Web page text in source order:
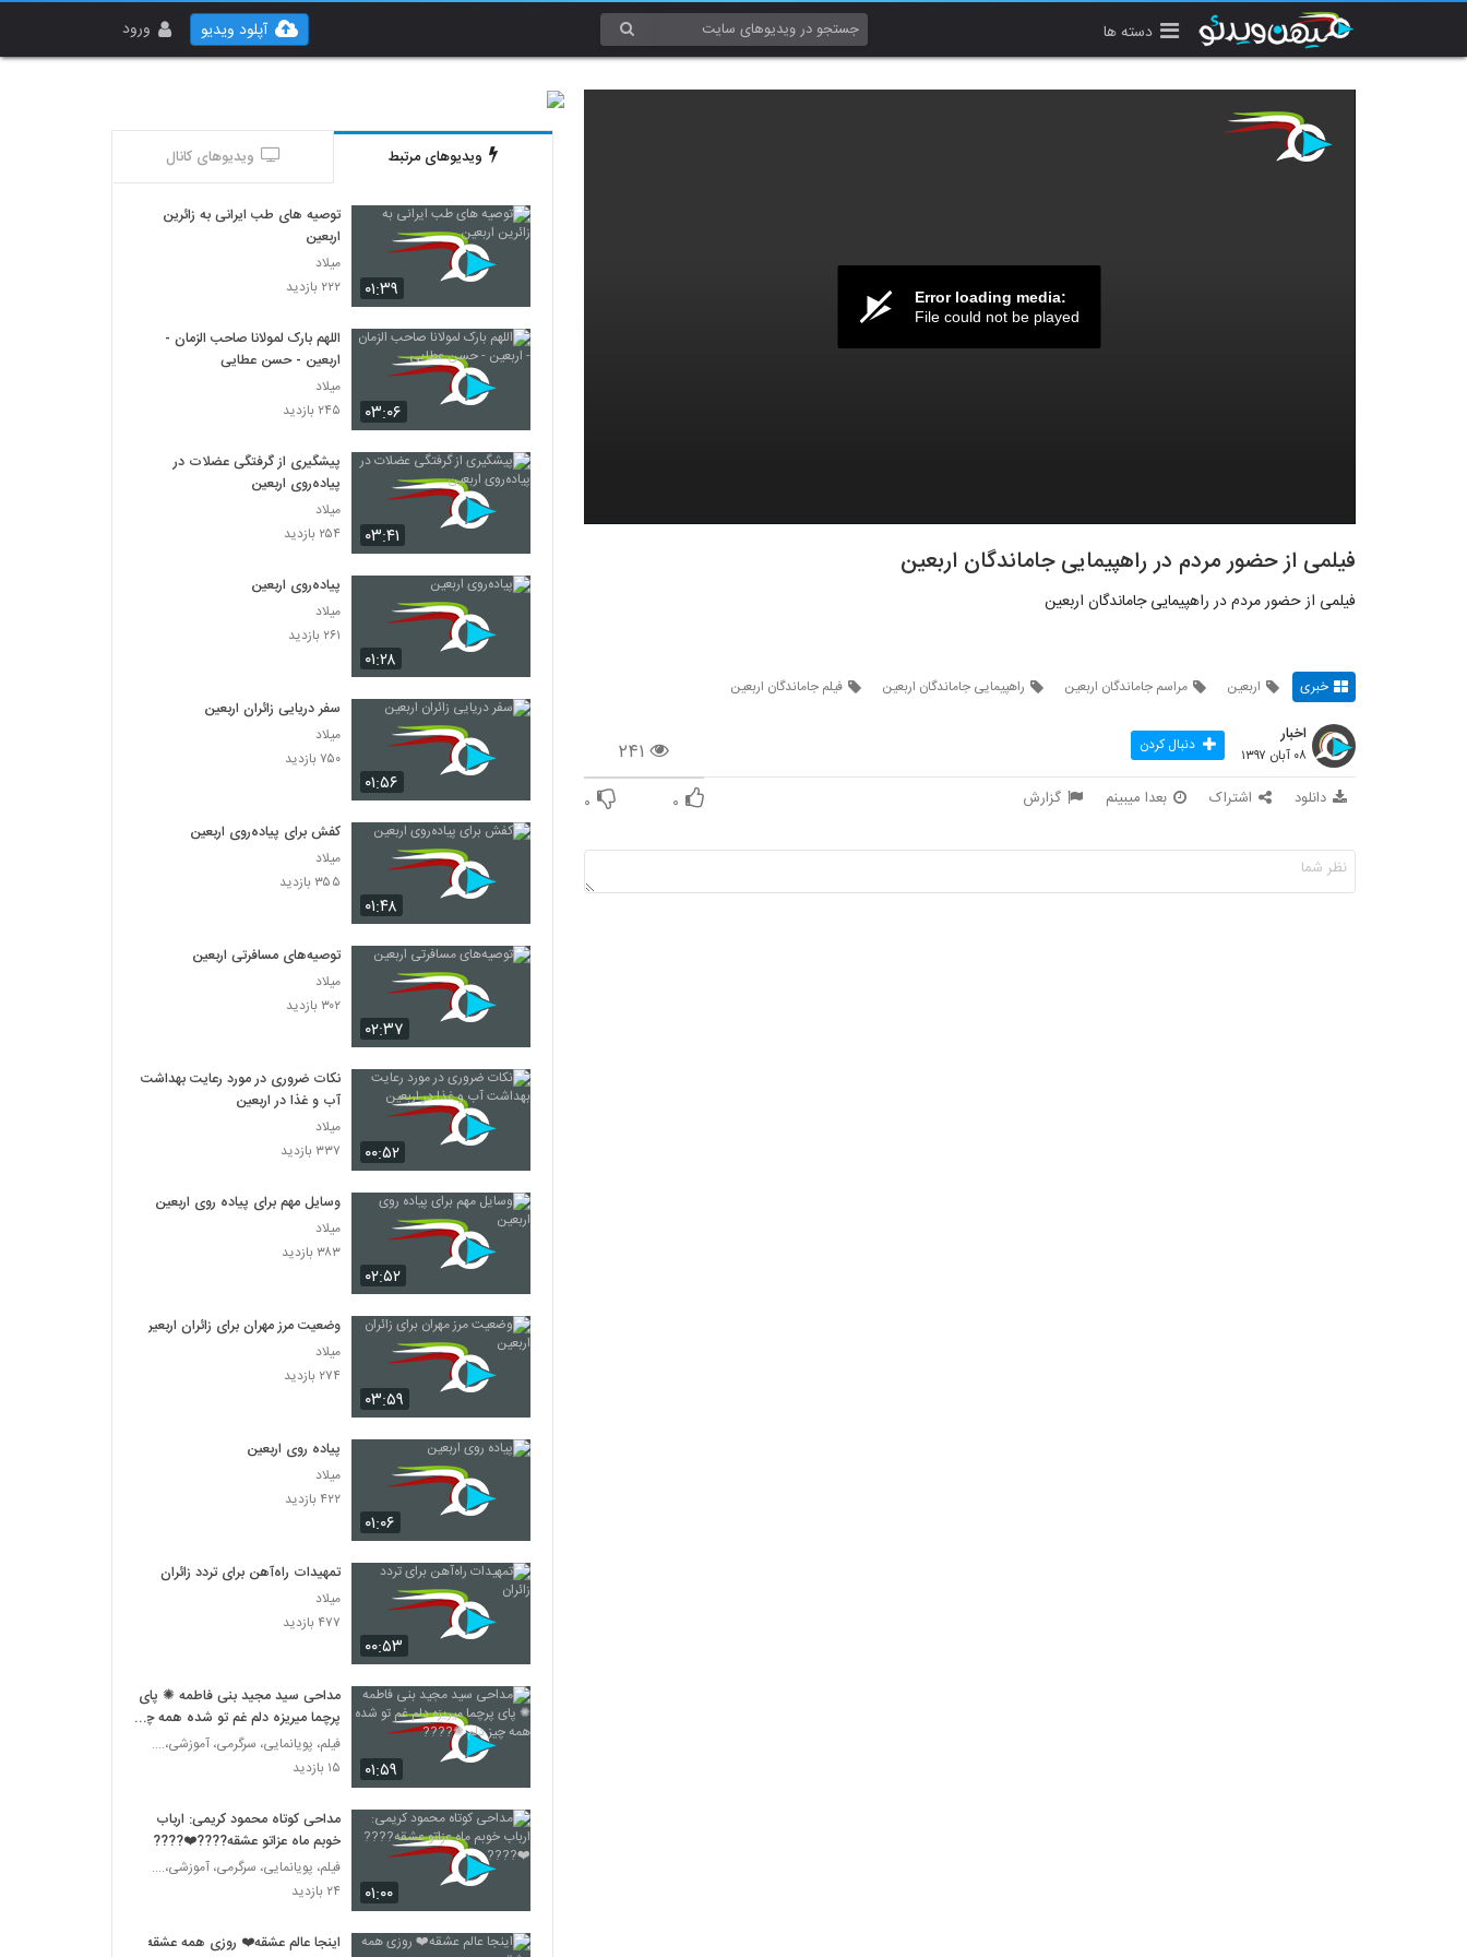
دسته ها ورود آپلود ویدیو
Error loading media:
File could not be played
فیلمی از حضور مردم در راهپیمایی جاماندگان اربعین
فیلمی از حضور مردم در راهپیمایی جاماندگان اربعین
خبری اربعین مراسم جاماندگان اربعین راهپیمایی جاماندگان اربعین فیلم جاماندگان اربعین
۲۴۱
اخبار
۰۸ آبان ۱۳۹۷ دنبال کردن
دانلود اشتراک بعدا میبینم گزارش ۰ ۰
ویدیوهای مرتبط ویدیوهای کانال
۰۱:۳۹
توصیه های طب ایرانی به زائرین
اربعین
میلاد
۲۲۲ بازدید
۰۳:۰۶
اللهم بارک لمولانا صاحب الزمان -
اربعین - حسن عطایی
میلاد
۲۴۵ بازدید
۰۳:۴۱
پیشگیری از گرفتگی عضلات در
پیاده‌روی اربعین
میلاد
۲۵۴ بازدید
۰۱:۲۸
پیاده‌روی اربعین
میلاد
۲۶۱ بازدید
۰۱:۵۶
سفر دریایی زائران اربعین
میلاد
۷۵۰ بازدید
۰۱:۴۸
کفش برای پیاده‌روی اربعین
میلاد
۳۵۵ بازدید
۰۲:۳۷
توصیه‌های مسافرتی اربعین
میلاد
۳۰۲ بازدید
۰۰:۵۲
نکات ضروری در مورد رعایت بهداشت
آب‌ و غذا در اربعین
میلاد
۳۳۷ بازدید
۰۲:۵۲
وسایل مهم برای پیاده روی اربعین
میلاد
۳۸۳ بازدید
۰۳:۵۹
وضعیت مرز مهران برای زائران اربعین
میلاد
۲۷۴ بازدید
۰۱:۰۶
پیاده روی اربعین
میلاد
۴۲۲ بازدید
۰۰:۵۳
تمهیدات راه‌آهن برای تردد زائران
میلاد
۴۷۷ بازدید
۰۱:۵۹
مداحی سید مجید بنی فاطمه ✺ پای
پرچما میریزه دلم غم تو شده همه چیز
دلم ✺????
فیلم، پویانمایی، سرگرمی، آموزشی،....
۱۵ بازدید
۰۱:۰۰
مداحی کوتاه محمود کریمی: ارباب
خوبم ماه عزاتو عشقه????❤️????
فیلم، پویانمایی، سرگرمی، آموزشی،....
۲۴ بازدید
اینجا عالم عشقه❤️ روزی همه عشقه